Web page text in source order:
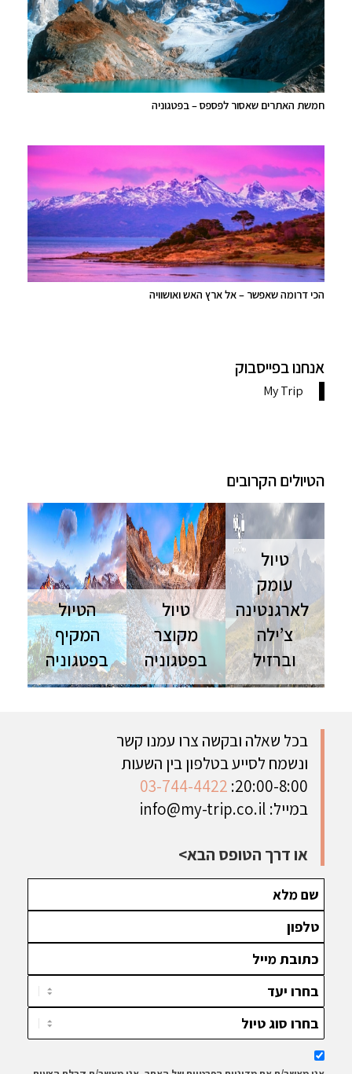
חמשת האתרים שאסור לפספס – בפטגוניה
הכי דרומה שאפשר – אל ארץ האש ואושוויה
אנחנו בפייסבוק
הטיולים הקרובים
טיול
עומק
לארגנטינה
צ’ילה
וברזיל
ארגנטינה
נובמבר מסע
בלתי נשכח
בין הנופים
היפים בעולם
טיול
מקוצר
בפטגוניה
טיול מקוצר
היפיפה, דרך
הערים
הססגוניות
והפארקים
הלאומיים
בארגנטינה,
הציוריות
והטבע
הפראי
ימים - ניתן
הטיול
המקיף
בפטגוניה
מסע מעמיק
הפראי | 21
להתאמה
בכל שאלה ובקשה צרו עמנו קשר
ונשמח לסייע בטלפון בין השעות
20:00-8:00:
03-744-4422
במייל: info@my-trip.co.il
או דרך הטופס הבא>